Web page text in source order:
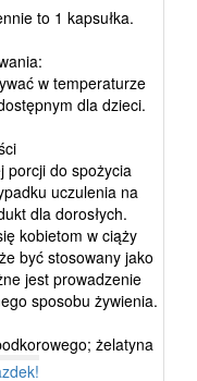
to 1 kapsułka.
w temperaturze
dla dzieci.
porcji do spożycia
uczulenia na
dla dorosłych.
kobietom w ciąży
być stosowany jako
jest prowadzenie
sposobu żywienia.
żelatyna